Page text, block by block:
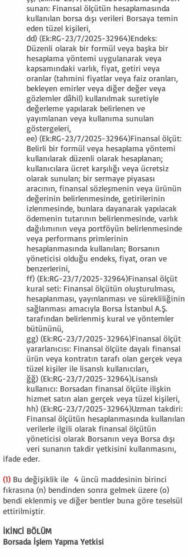
sunan: Finansal ölçütün hesaplamasında
kullanılan borsa dışı verileri Borsaya temin
eden tüzel kişileri,
dd) (Ek:RG-23/7/2025-32964)Endeks:
Düzenli olarak bir formül veya başka bir
hesaplama yöntemi uygulanarak veya
kapsamındaki varlık, fiyat, getiri veya
oranlar (tahmini fiyatlar veya faiz oranları,
bekleyen emirler veya diğer değer veya
gözlemler dâhil) kullanılmak suretiyle
değerleme yapılarak belirlenen ve
yayımlanan veya kullanıma sunulan
göstergeleri,
ee) (Ek:RG-23/7/2025-32964)Finansal ölçüt:
Belirli bir formül veya hesaplama yöntemi
kullanılarak düzenli olarak hesaplanan;
kullanıcılara ücret karşılığı veya ücretsiz
olarak sunulan; bir sermaye piyasası
aracının, finansal sözleşmenin veya ürünün
değerinin belirlenmesinde, getirilerinin
izlenmesinde, bunlara dayanarak yapılacak
ödemenin tutarının belirlenmesinde, varlık
dağılımının veya portföyün belirlenmesinde
veya performans primlerinin
hesaplanmasında kullanılan; Borsanın
yöneticisi olduğu endeks, fiyat, oran ve
benzerlerini,
ff) (Ek:RG-23/7/2025-32964)Finansal ölçüt
kural seti: Finansal ölçütün oluşturulması,
hesaplanması, yayınlanması ve sürekliliğinin
sağlanması amacıyla Borsa İstanbul A.Ş.
tarafından belirlenmiş kural ve yöntemler
bütününü,
gg) (Ek:RG-23/7/2025-32964)Finansal ölçüt
yararlanıcısı: Finansal ölçüte dayalı finansal
ürün veya kontratın tarafı olan gerçek veya
tüzel kişiler ile lisanslı kullanıcıları,
ğğ) (Ek:RG-23/7/2025-32964)Lisanslı
kullanıcı: Borsadan finansal ölçüte ilişkin
hizmet satın alan gerçek veya tüzel kişileri,
hh) (Ek:RG-23/7/2025-32964)Uzman takdiri:
Finansal ölçütün hesaplanmasında kullanılan
verilerle ilgili olarak finansal ölçütün
yöneticisi olarak Borsanın veya Borsa dışı
veri sunanın takdir yetkisini kullanmasını,
ifade eder.
(1) Bu değişiklik ile 4 üncü maddesinin birinci
fıkrasına (n) bendinden sonra gelmek üzere (o)
bendi eklenmiş ve diğer bentler buna göre teselsül
ettirilmiştir.
İKİNCİ BÖLÜM
Borsada İşlem Yapma Yetkisi